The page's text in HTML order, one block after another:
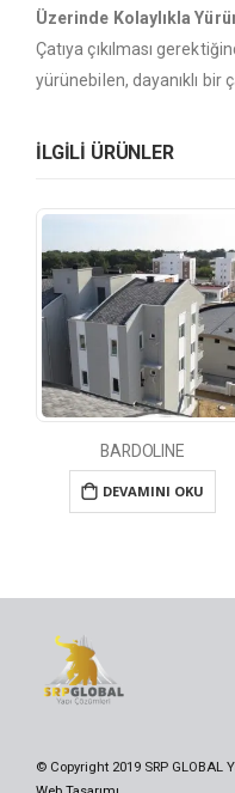
Üzerinde Kolaylıkla
Çatıya çıkılması
yürünebilen, dayanıklı bir
ILGILI ÜRÜNLER
BARDOLINE
DEVAMINI OKU
© Copyright 2019 SRP GLOBAL